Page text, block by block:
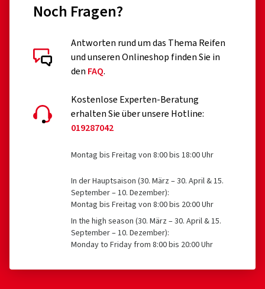
Noch Fragen?
Antworten rund um das Thema Reifen
und unseren Onlineshop finden Sie in
den FAQ.
Kostenlose Experten-Beratung
erhalten Sie über unsere Hotline:
019287042
Montag bis Freitag von 8:00 bis 18:00 Uhr
In der Hauptsaison (30. März – 30. April & 15.
September – 10. Dezember):
Montag bis Freitag von 8:00 bis 20:00 Uhr
In the high season (30. März – 30. April & 15.
September – 10. Dezember):
Monday to Friday from 8:00 bis 20:00 Uhr